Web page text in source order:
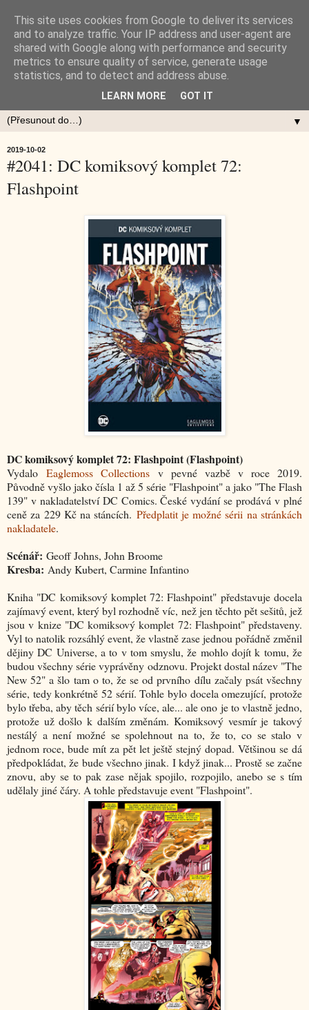
▼
2019-10-02
#2041: DC komiksový komplet 72:
Flashpoint
DC komiksový komplet 72: Flashpoint (Flashpoint)
Vydalo Eaglemoss Collections v pevné vazbě v roce 2019.
Původně vyšlo jako čísla 1 až 5 série "Flashpoint" a jako "The Flash
139" v nakladatelství DC Comics. České vydání se prodává v plné
ceně za 229 Kč na stáncích. Předplatit je možné sérii na stránkách
nakladatele.
Scénář: Geoff Johns, John Broome
Kresba: Andy Kubert, Carmine Infantino
Kniha "DC komiksový komplet 72: Flashpoint" představuje docela
zajímavý event, který byl rozhodně víc, než jen těchto pět sešitů, jež
jsou v knize "DC komiksový komplet 72: Flashpoint" představeny.
Vyl to natolik rozsáhlý event, že vlastně zase jednou pořádně změnil
dějiny DC Universe, a to v tom smyslu, že mohlo dojít k tomu, že
budou všechny série vyprávěny odznovu. Projekt dostal název "The
New 52" a šlo tam o to, že se od prvního dílu začaly psát všechny
série, tedy konkrétně 52 sérií. Tohle bylo docela omezující, protože
bylo třeba, aby těch sérií bylo více, ale... ale ono je to vlastně jedno,
protože už došlo k dalším změnám. Komiksový vesmír je takový
nestálý a není možné se spolehnout na to, že to, co se stalo v
jednom roce, bude mít za pět let ještě stejný dopad. Většinou se dá
předpokládat, že bude všechno jinak. I když jinak... Prostě se začne
znovu, aby se to pak zase nějak spojilo, rozpojilo, anebo se s tím
udělaly jiné čáry. A tohle představuje event "Flashpoint".
This site uses cookies from Google to deliver its services
and to analyze traffic. Your IP address and user-agent are
shared with Google along with performance and security
metrics to ensure quality of service, generate usage
statistics, and to detect and address abuse.
LEARN MORE GOT IT